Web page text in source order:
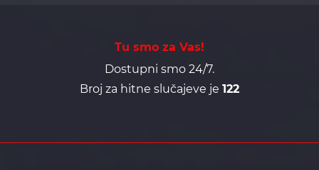
Tu smo za Vas!
Dostupni smo 24/7.
Broj za hitne slučajeve je 122